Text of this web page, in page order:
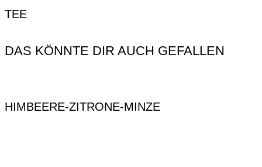
TEE
DAS KÖNNTE DIR AUCH GEFALLEN
HIMBEERE-ZITRONE-MINZE